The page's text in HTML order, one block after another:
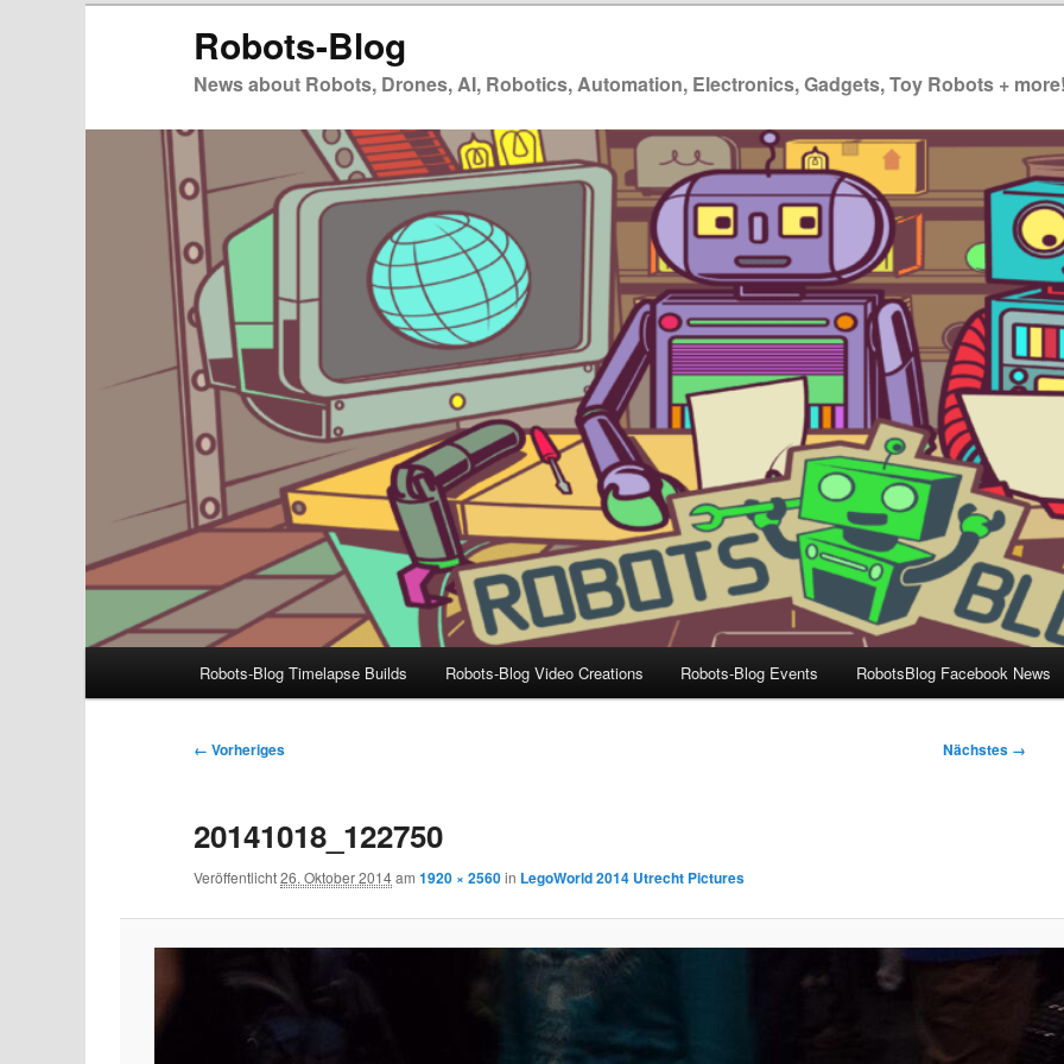
Robots-Blog
News about Robots, Drones, AI, Robotics, Automation, Electronics, Gadgets, Toy Robots + more!
Robots-Blog Timelapse Builds Robots-Blog Video Creations Robots-Blog Events RobotsBlog Facebook News
Bilder-
← Vorheriges Nächstes →
20141018_122750
Veröffentlicht26. Oktober 2014am1920 × 2560in LegoWorld 2014 Utrecht Pictures